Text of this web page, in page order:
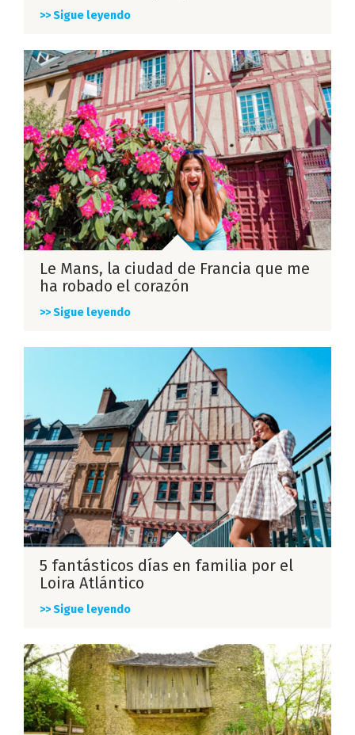
>> Sigue leyendo
Le Mans, la ciudad de Francia que me
ha robado el corazón
>> Sigue leyendo
5 fantásticos días en familia por el
Loira Atlántico
>> Sigue leyendo